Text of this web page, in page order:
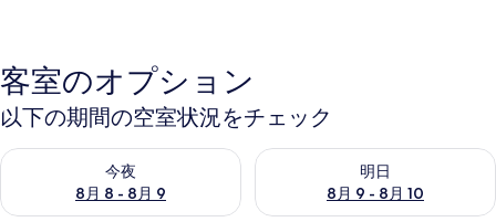
ン
リ
ー
の
写
客室のオプション
以下の期間の空室状況をチェック
今夜
8月 8 - 8月 9
今夜 8月 8 - 8月 9 の空室状況をチェック
明日
8月 9 - 8月 10
明日 8月 9 - 8月 10 の空室状